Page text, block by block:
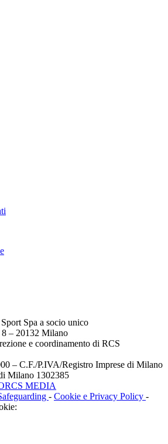
Spa a socio unico
8 – 20132 Milano
e coordinamento di RCS
– C.F./P.IVA/Registro Imprese di Milano
Milano 1302385
MEDIA
- Cookie e Privacy Policy -